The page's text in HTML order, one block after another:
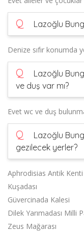
Q Lazoğlu
Denize sıfır konumda
Q
Lazoğlu
ve duş var mı?
Evet wc ve duş
Q
Lazoğlu
gezilecek yerler?
Aphrodisias Antik Kenti
Kuşadası
Güvercinada Kalesi
Dilek Yarımadası Milli
Zeus Mağarası